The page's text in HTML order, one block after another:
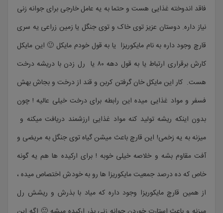
فاقد اندوخته غذایی هست و حتما به یه عامل خارجی برای جوانه زنی
نیاز داره. دوستان عزیز توی خاک و توی جنگل یا زمین زراعی یه سری
قارچ وجود داره به نام مایکوریزا یا به قول خودم مایکل 🙂 این مایکل
کارش برقراری ارتباط یا به قول دهه ۸۰ یا رل زدن با دریشه درخت
هست. کار این مایکل خان گرفتن کربن و قند از درخت و بجاش بهش
فسفر و مواد غذایی میده این رابطه برای درخت خیلی عالیه ! چون
بدون اینکه ریشه تولید کنه مواد غذایی ارزشمند دریافت میکنه و
میزنه به یه زخمی! این قارچ باعث میشن گیاه توی جنگل به مریضی و
آفت مقاوم بشه و خلاصه خیلی خوبه ! برای ارکیده ها هم یه گونه
خاص که ده درصد جمعیت مایکوریزا ها رو به خودش اختصاص میده ،
از همین قارچ مایکوریزا وجود داره که میاد با بذرش و ریشش رل